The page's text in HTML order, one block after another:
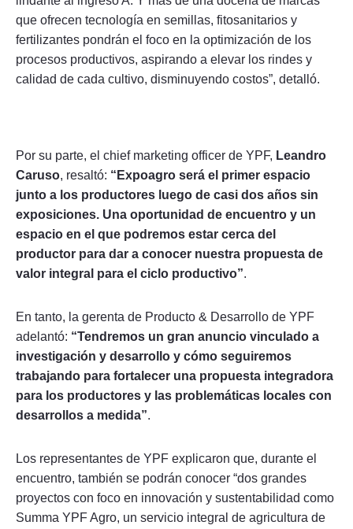
que ofrecen tecnología en semillas, fitosanitarios y
fertilizantes pondrán el foco en la optimización de los
procesos productivos, aspirando a elevar los rindes y
calidad de cada cultivo, disminuyendo costos”, detalló.
Por su parte, el chief marketing officer de YPF, Leandro
Caruso, resaltó: “Expoagro será el primer espacio
junto a los productores luego de casi dos años sin
exposiciones. Una oportunidad de encuentro y un
espacio en el que podremos estar cerca del
productor para dar a conocer nuestra propuesta de
valor integral para el ciclo productivo”.
En tanto, la gerenta de Producto & Desarrollo de YPF
adelantó: “Tendremos un gran anuncio vinculado a
investigación y desarrollo y cómo seguiremos
trabajando para fortalecer una propuesta integradora
para los productores y las problemáticas locales con
desarrollos a medida”.
Los representantes de YPF explicaron que, durante el
encuentro, también se podrán conocer “dos grandes
proyectos con foco en innovación y sustentabilidad como
Summa YPF Agro, un servicio integral de agricultura de